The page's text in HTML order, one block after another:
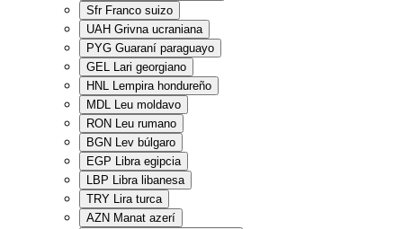
Sfr Franco suizo
UAH Grivna ucraniana
PYG Guaraní paraguayo
GEL Lari georgiano
HNL Lempira hondureño
MDL Leu moldavo
RON Leu rumano
BGN Lev búlgaro
EGP Libra egipcia
LBP Libra libanesa
TRY Lira turca
AZN Manat azerí